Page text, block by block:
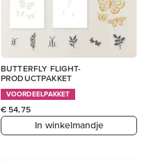
BUTTERFLY FLIGHT-
PRODUCTPAKKET
VOORDEELPAKKET
€ 54,75
In winkelmandje